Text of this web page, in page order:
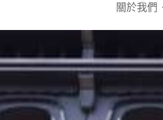
關於我們